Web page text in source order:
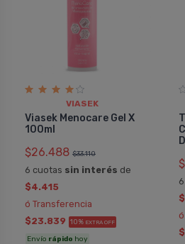
VIASEK
Viasek Menocare Gel X
100ml
$26.488 $33.110
6 cuotas sin interés de
$4.415
ó Transferencia
$23.839 10% EXTRA OFF
Envío rápido hoy